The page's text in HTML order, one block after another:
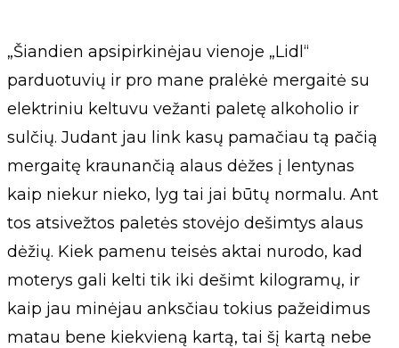
„Šiandien apsipirkinėjau vienoje „Lidl“
parduotuvių ir pro mane pralėkė mergaitė su
elektriniu keltuvu vežanti paletę alkoholio ir
sulčių. Judant jau link kasų pamačiau tą pačią
mergaitę kraunančią alaus dėžes į lentynas
kaip niekur nieko, lyg tai jai būtų normalu. Ant
tos atsivežtos paletės stovėjo dešimtys alaus
dėžių. Kiek pamenu teisės aktai nurodo, kad
moterys gali kelti tik iki dešimt kilogramų, ir
kaip jau minėjau anksčiau tokius pažeidimus
matau bene kiekvieną kartą, tai šį kartą nebe